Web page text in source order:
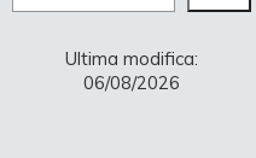
Ultima modifica:
06/08/2026